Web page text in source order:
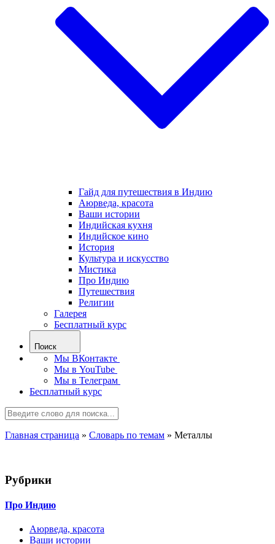
Гайд для путешествия в Индию
Аюрведа, красота
Ваши истории
Индийская кухня
Индийское кино
История
Культура и искусство
Мистика
Про Индию
Путешествия
Религии
Галерея
Бесплатный курс
Поиск
Мы ВКонтакте
Мы в YouTube
Мы в Телеграм
Бесплатный курс
Главная страница » Словарь по темам » Металлы
Рубрики
Про Индию
Аюрведа, красота
Ваши истории